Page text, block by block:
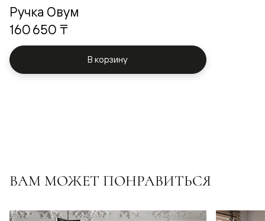
Ручка Овум
160 650 ₸
В корзину
ВАМ МОЖЕТ ПОНРАВИТЬСЯ